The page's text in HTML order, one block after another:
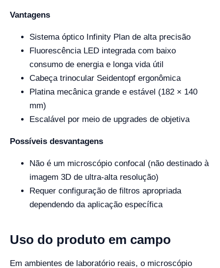
Vantagens
Sistema óptico Infinity Plan de alta precisão
Fluorescência LED integrada com baixo
consumo de energia e longa vida útil
Cabeça trinocular Seidentopf ergonômica
Platina mecânica grande e estável (182 × 140
mm)
Escalável por meio de upgrades de objetiva
Possíveis desvantagens
Não é um microscópio confocal (não destinado à
imagem 3D de ultra-alta resolução)
Requer configuração de filtros apropriada
dependendo da aplicação específica
Uso do produto em campo
Em ambientes de laboratório reais, o microscópio